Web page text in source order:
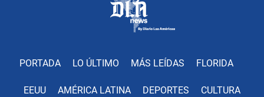
PORTADA LO ÚLTIMO MÁS LEÍDAS FLORIDA
EEUU AMÉRICA LATINA DEPORTES CULTURA